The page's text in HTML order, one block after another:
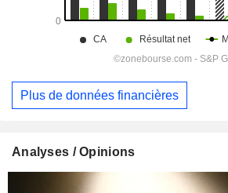
Plus de données financières
Analyses / Opinions